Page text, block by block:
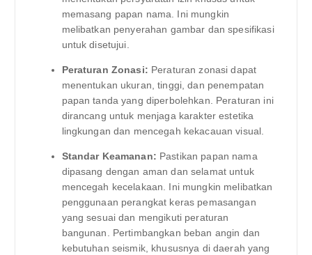
memasang papan nama. Ini mungkin
melibatkan penyerahan gambar dan spesifikasi
untuk disetujui.
Peraturan Zonasi: Peraturan zonasi dapat
menentukan ukuran, tinggi, dan penempatan
papan tanda yang diperbolehkan. Peraturan ini
dirancang untuk menjaga karakter estetika
lingkungan dan mencegah kekacauan visual.
Standar Keamanan: Pastikan papan nama
dipasang dengan aman dan selamat untuk
mencegah kecelakaan. Ini mungkin melibatkan
penggunaan perangkat keras pemasangan
yang sesuai dan mengikuti peraturan
bangunan. Pertimbangkan beban angin dan
kebutuhan seismik, khususnya di daerah yang